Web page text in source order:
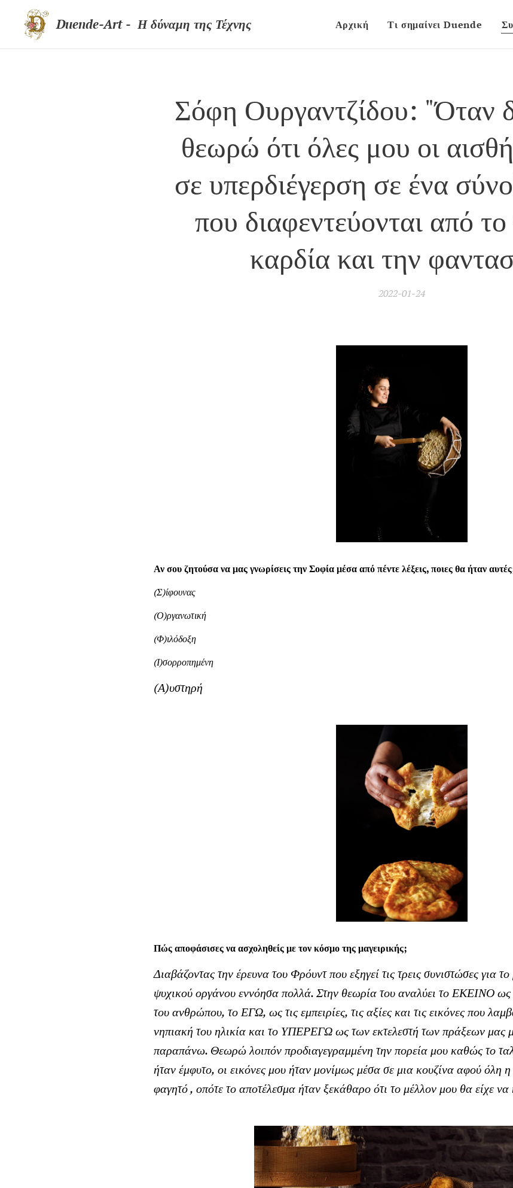
Duende-Art - Η δύναμη της Τέχνης Αρχική Τι σημαίνει Duende
Σόφη Ουργαντζίδου: "Όταν
θεωρώ ότι όλες μου οι
σε υπερδιέγερση σε ένα
που διαφεντεύονται από
καρδία και την
2022-01-24
Αν σου ζητούσα να μας γνωρίσεις την Σοφία μέσα από πέντε λέξεις, ποιες θα ήταν
(Σ)ίφουνας
(Ο)ργανωτική
(Φ)ιλόδοξη
(Ι)σορροπημένη
(Α)υστηρή
Πώς αποφάσισες να ασχοληθείς με τον κόσμο της μαγειρικής;
Διαβάζοντας την έρευνα του Φρόυντ που εξηγεί τις τρεις συνιστώσες για
ψυχικού οργάνου εννόησα πολλά. Στην θεωρία του αναλύει το ΕΚΕΙΝΟ ως
του ανθρώπου, το ΕΓΩ, ως τις εμπειρίες, τις αξίες και τις εικόνες που
νηπιακή του ηλικία και το ΥΠΕΡΕΓΩ ως των εκτελεστή των πράξεων μας
παραπάνω. Θεωρώ λοιπόν προδιαγεγραμμένη την πορεία μου καθώς το
ήταν έμφυτο, οι εικόνες μου ήταν μονίμως μέσα σε μια κουζίνα αφού όλη
φαγητό , οπότε το αποτέλεσμα ήταν ξεκάθαρο ότι το μέλλον μου θα είχε να